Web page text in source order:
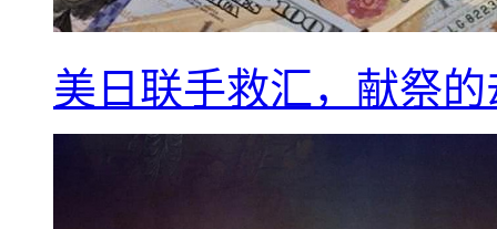
美日联手救汇，献祭